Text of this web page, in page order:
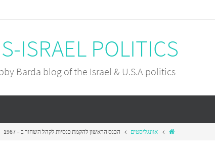
ISRAEL POLITICS
Barda blog of the Israel & U.S.A politics
אוונגליסטים הכנס הראשון להקמת כנסיות לקהל השחור ב – 1987